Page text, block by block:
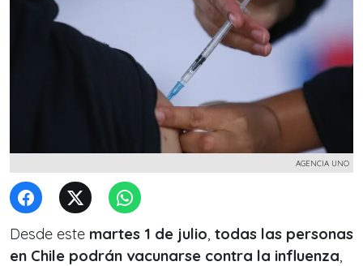
AGENCIA UNO
Desde este martes 1 de julio, todas las personas
en Chile podrán vacunarse contra la influenza,